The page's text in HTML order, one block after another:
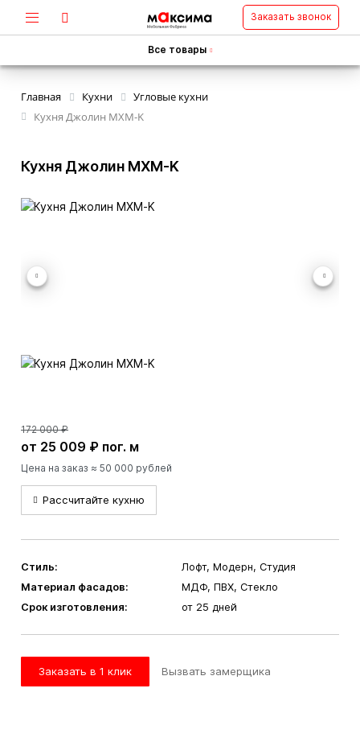
Заказать звонок
Все товары
Главная Кухни
Угловые кухни
Кухня Джолин MXM-K
Кухня Джолин MXM-K
172 000 ₽
от 25 009 ₽ пог. м
Цена на заказ ≈ 50 000 рублей
Рассчитайте кухню
Стиль:
Лофт, Модерн, Студия
Материал фасадов:
МДФ, ПВХ, Стекло
Срок изготовления:
от 25 дней
Заказать в 1 клик Вызвать замерщика